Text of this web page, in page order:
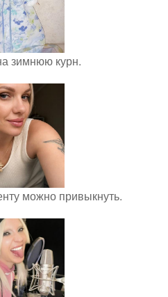
зимнюю курн.
можно привыкнуть.